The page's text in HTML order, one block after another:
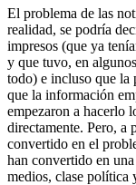
El problema de las
realidad, se podría
impresos (que ya
y que tuvo, en
todo) e incluso que la
que la información
empezaron a hacerlo
directamente. Pero, a
convertido en el
han convertido en
medios, clase política